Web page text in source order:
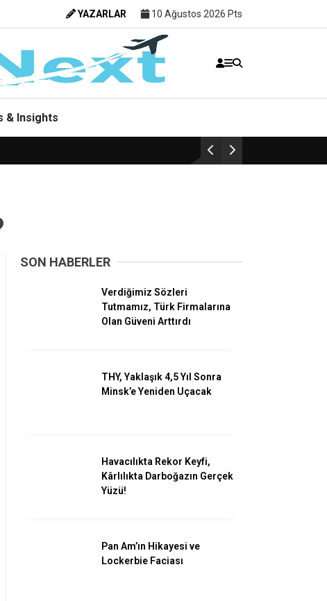
Havacılık
Savunma
Kadın Havacılar
YAZARLAR 10 Ağustos 2026 Pts
& Insights
SON HABERLER
Verdiğimiz Sözleri
Tutmamız, Türk Firmalarına
Olan Güveni Arttırdı
THY, Yaklaşık 4,5 Yıl Sonra
Minsk’e Yeniden Uçacak
Havacılıkta Rekor Keyfi,
Kârlılıkta Darboğazın Gerçek
Yüzü!
Pan Am’ın Hikayesi ve
Lockerbie Faciası